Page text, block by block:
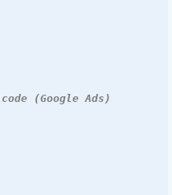
(Google Ads)